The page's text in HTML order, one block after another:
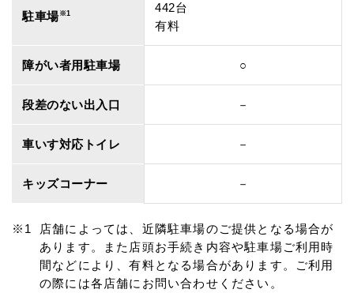
駐車場※1
442台
有料
障がい者用駐車場 ○
段差のない出入口 －
車いす対応トイレ －
キッズコーナー －
店舗によっては、近隣駐車場のご提供となる場合が
あります。また店頭お手続き内容や駐車場ご利用時
間などにより、有料となる場合があります。ご利用
の際には各店舗にお問い合わせください。